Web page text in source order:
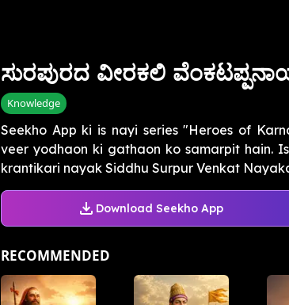
ಸುರಪುರದ ವೀರಕಲಿ
Knowledge
Seekho App ki is nayi series "Heroes of
veer yodhaon ki gathaon ko samarpit hain.
krantikari nayak Siddhu Surpur Venkat
Download Seekho App
RECOMMENDED